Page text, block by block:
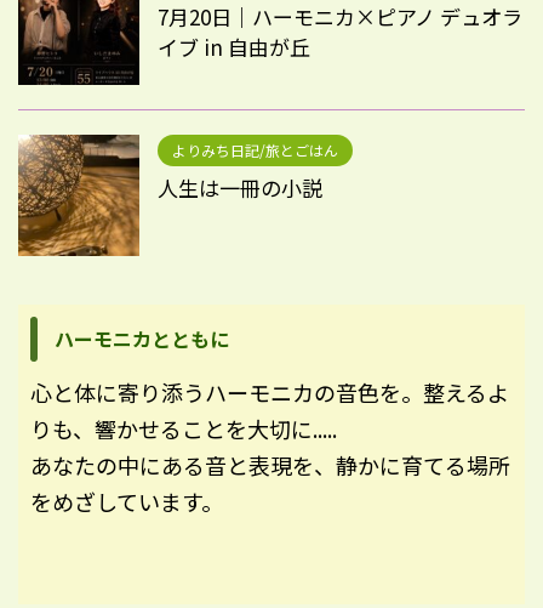
7月20日｜ハーモニカ×ピアノ デュオラ
イブ in 自由が丘
よりみち日記/旅とごはん
人生は一冊の小説
ハーモニカとともに
心と体に寄り添うハーモニカの音色を。整えるよ
りも、響かせることを大切に.....
あなたの中にある音と表現を、静かに育てる場所
をめざしています。